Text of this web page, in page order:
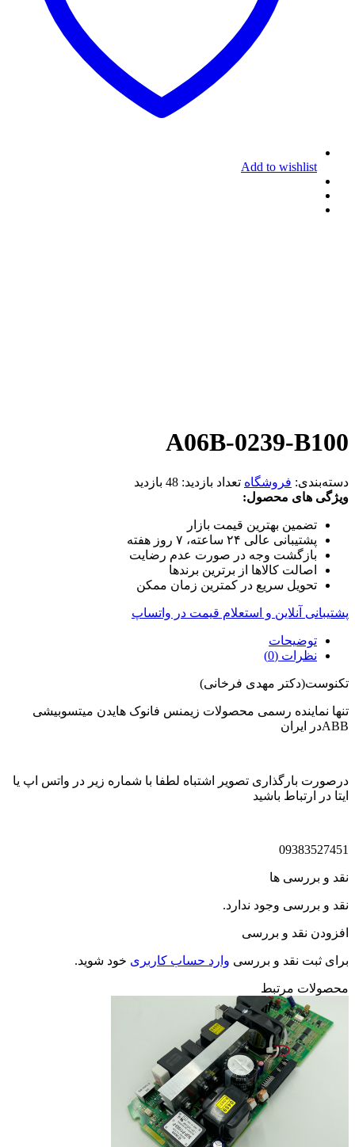
Add to wishlist
A06B-0239-B100
دسته‌بندی: فروشگاه تعداد بازدید: 48 بازدید
ویژگی های محصول:
تضمین بهترین قیمت بازار
پشتیبانی عالی ۲۴ ساعته، ۷ روز هفته
بازگشت وجه در صورت عدم رضایت
اصالت کالاها از برترین برندها
تحویل سریع در کمترین زمان ممکن
پشتیبانی آنلاین و استعلام قیمت در واتساپ
توضیحات
نظرات (0)
تکنوست(دکتر مهدی فرخانی)
تنها نماینده رسمی محصولات زیمنس فانوک هایدن میتسوبیشی
ABBدر ایران
درصورت بارگذاری تصویر اشتباه لطفا با شماره زیر در واتس اپ یا
ایتا در ارتباط باشید
09383527451
نقد و بررسی ها
نقد و بررسی وجود ندارد.
افزودن نقد و بررسی
برای ثبت نقد و بررسی وارد حساب کاربری خود شوید.
محصولات مرتبط